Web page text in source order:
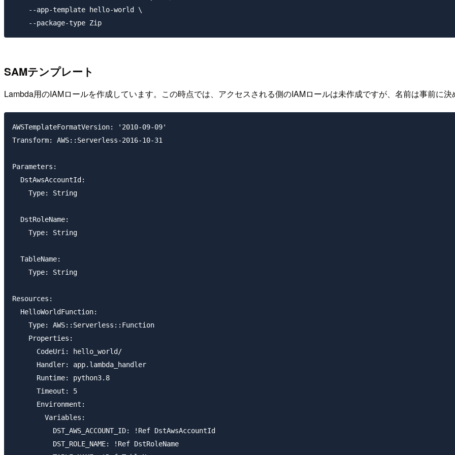
    --app-template hello-world \
SAMテンプレート
Lambda用のIAMロールを作成しています。この時点では、アクセスされる側のIAMロールは未作成ですが、名前は事前に決
AWSTemplateFormatVersion: '2010-09-09'
Transform: AWS::Serverless-2016-10-31
Parameters:
  DstAwsAccountId:
    Type: String
  DstRoleName:
    Type: String
  TableName:
    Type: String
Resources:
  HelloWorldFunction:
    Type: AWS::Serverless::Function
    Properties:
      CodeUri: hello_world/
      Handler: app.lambda_handler
      Runtime: python3.8
      Timeout: 5
      Environment:
        Variables:
          DST_AWS_ACCOUNT_ID: !Ref DstAwsAccountId
          DST_ROLE_NAME: !Ref DstRoleName